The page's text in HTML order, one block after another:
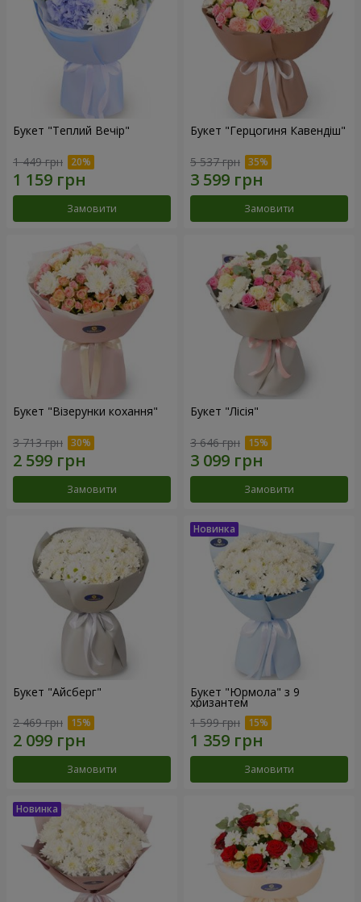
Букет "Теплий Вечір"
1 449 грн
Замовити
Букет "Герцогиня Кавендіш"
5 537 грн
Замовити
Букет "Візерунки кохання"
3 713 грн
Замовити
Букет "Лісія"
3 646 грн
Замовити
Букет "Айсберг"
2 469 грн
Замовити
Букет "Юрмола" з 9
хризантем
1 599 грн
Замовити